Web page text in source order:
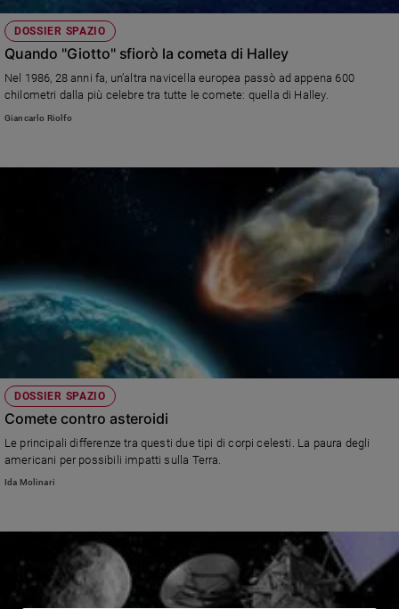
DOSSIER SPAZIO
Quando "Giotto" sfiorò la cometa di Halley
Nel 1986, 28 anni fa, un’altra navicella europea passò ad appena 600
chilometri dalla più celebre tra tutte le comete: quella di Halley.
Giancarlo Riolfo
DOSSIER SPAZIO
Comete contro asteroidi
Le principali differenze tra questi due tipi di corpi celesti. La paura degli
americani per possibili impatti sulla Terra.
Ida Molinari